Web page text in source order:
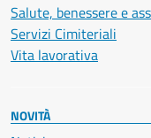
Salute, benessere e
Servizi Cimiteriali
Vita lavorativa
NOVITÀ